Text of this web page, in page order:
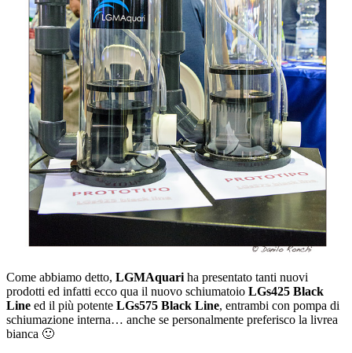
Come abbiamo detto, LGMAquari ha presentato tanti nuovi
prodotti ed infatti ecco qua il nuovo schiumatoio LGs425 Black
Line ed il più potente LGs575 Black Line, entrambi con pompa di
schiumazione interna… anche se personalmente preferisco la livrea
bianca 🙂